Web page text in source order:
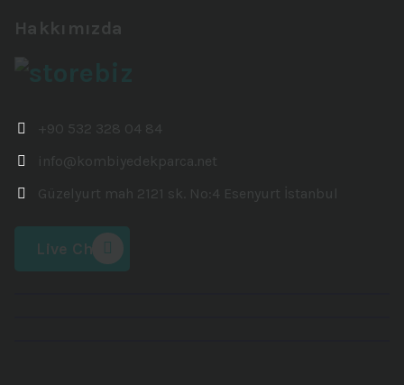
Hakkımızda
+90 532 328 04 84
info@kombiyedekparca.net
Güzelyurt mah 2121 sk. No:4 Esenyurt İstanbul
Live Chat